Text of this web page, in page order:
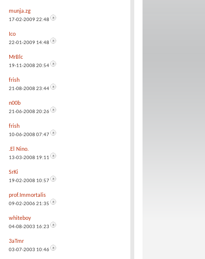
munja.zg
17-02-200922:48
Ico
22-01-2009 14:48
MrBlc
19-11-2008 20:54
frish
21-08-2008 23:44
n00b
21-06-2008 20:26
frish
10-06-2008 07:47
.El Nino.
13-03-2008 19:11
SrKi
19-02-2008 10:57
prof.Immortalis
09-02-200621:35
whiteboy
04-08-2003 16:23
3aTmr
03-07-2003 10:46